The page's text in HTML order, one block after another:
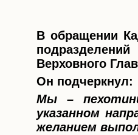
В обращении
Верховного
Он подчеркнул:
Мы –
указанном
желанием